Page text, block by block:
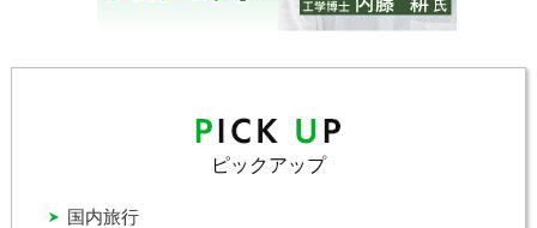
ピックアップ
国内旅行